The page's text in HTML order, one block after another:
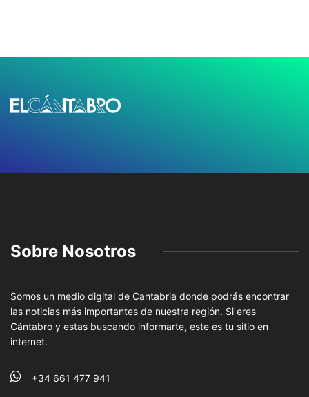
Sobre Nosotros
Somos un medio digital de Cantabria donde podrás encontrar
las noticias más importantes de nuestra región. Si eres
Cántabro y estas buscando informarte, este es tu sitio en
internet.
+34 661 477 941